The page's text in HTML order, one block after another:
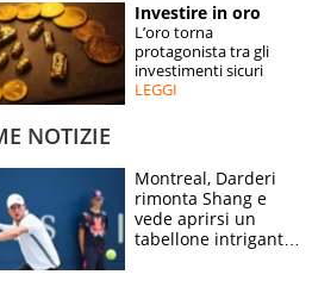
ESPERTI
CONTATTI
Investire in oro
L’oro torna
protagonista tra gli
investimenti sicuri
LEGGI
NOTIZIE
Montreal, Darderi
rimonta Shang e
vede aprirsi un
tabellone intrigante: